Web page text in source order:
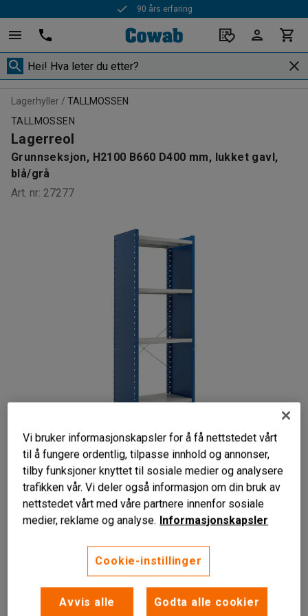
90 års erfaring
Lagerhyller
TALLMOSSEN
TALLMOSSEN
Lagerreol
Grunnseksjon, H2100 B660 D400 mm, lukket gavl,
blå/grå
Art. nr: 27277
Fleksibel oppbevaringsløsning
Endeplater og ryggkryss
Vi bruker informasjonskapsler for å få nettstedet vårt
til å fungere ordentlig, tilpasse innhold og annonser,
tilby funksjoner knyttet til sosiale medier og analysere
trafikken vår. Vi deler også informasjon om din bruk av
nettstedet vårt med våre partnere innenfor sosiale
medier, reklame og analyse. Informasjonskapsler
Cookie-instillinger
Avvis alle Godta alle cookier